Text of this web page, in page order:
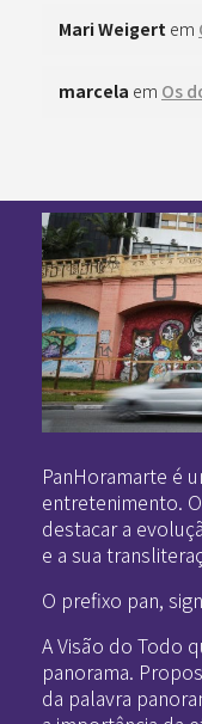
Mari Weigert em
marcela em Os
PanHoramarte é
entretenimento.
destacar a
e a sua
O prefixo pan,
A Visão do Todo
panorama.
da palavra